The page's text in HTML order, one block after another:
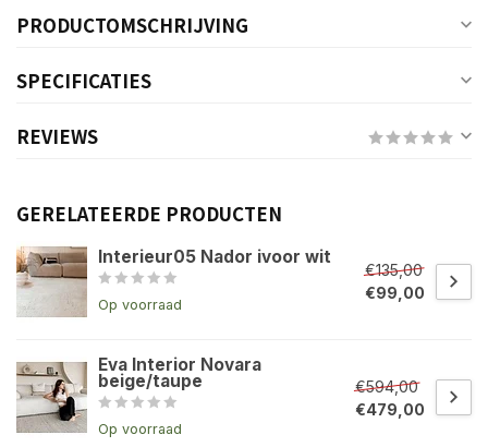
PRODUCTOMSCHRIJVING
SPECIFICATIES
REVIEWS
GERELATEERDE PRODUCTEN
Interieur05 Nador ivoor wit
Op voorraad
€135,00
€99,00
Eva Interior Novara
beige/taupe
Op voorraad
€594,00
€479,00